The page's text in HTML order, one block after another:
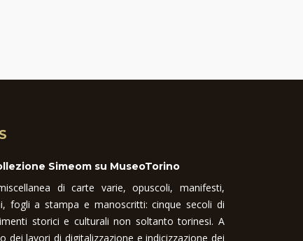
Simeom su MuseoTorino
di carte varie, opuscoli, manifesti,
fogli a stampa e manoscritti: cinque secoli di
storici e culturali non soltanto torinesi. A
dei lavori di digitalizzazione e indicizzazione dei